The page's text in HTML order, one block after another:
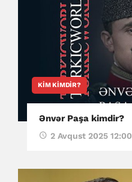
KIM KIMDIR?
Ənvər Paşa kimdir?
2 Avqust 2025 12:00